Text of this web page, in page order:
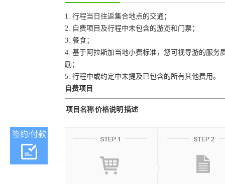
1. 行程当日往返集合地点的交通；
2. 自费项目及行程中未包含的游览和门票；
3. 餐食；
4. 基于阿拉斯加当地小费标准，您可视导游的服务
励；
5. 行程中或约定中未提及已包含的所有其他费用。
自费项目
项目名称价格说明 描述
签约/付款